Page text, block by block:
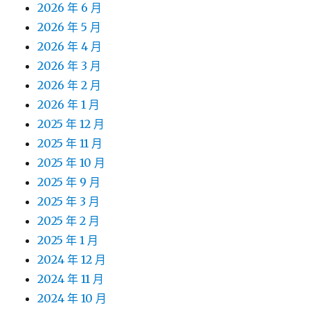
2026 年 6 月
2026 年 5 月
2026 年 4 月
2026 年 3 月
2026 年 2 月
2026 年 1 月
2025 年 12 月
2025 年 11 月
2025 年 10 月
2025 年 9 月
2025 年 3 月
2025 年 2 月
2025 年 1 月
2024 年 12 月
2024 年 11 月
2024 年 10 月